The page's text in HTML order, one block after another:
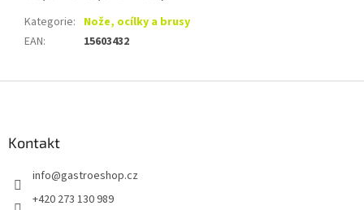
Kategorie: Nože, ocílky a brusy
EAN: 15603432
Kontakt
info@gastroeshop.cz
+420 273 130 989